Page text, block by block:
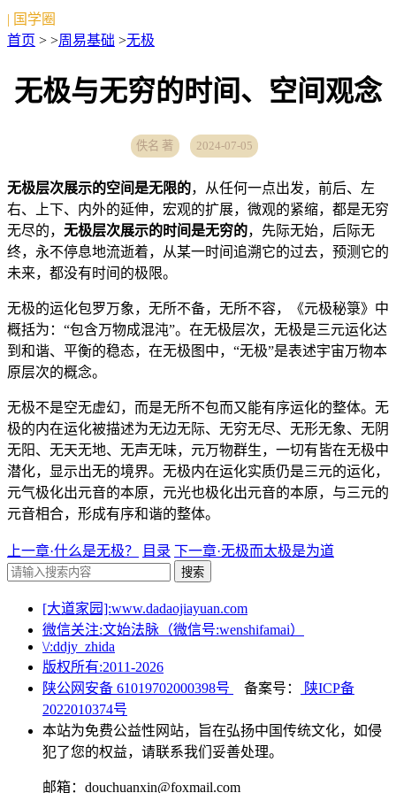
| 国学圈
首页 > >周易基础 >无极
无极与无穷的时间、空间观念
佚名 著 2024-07-05
无极层次展示的空间是无限的，从任何一点出发，前后、左
右、上下、内外的延伸，宏观的扩展，微观的紧缩，都是无穷
无尽的， 无极层次展示的时间是无穷的，先际无始，后际无
终，永不停息地流逝着，从某一时间追溯它的过去，预测它的
未来，都没有时间的极限。
无极的运化包罗万象，无所不备，无所不容，《元极秘箓》中
概括为：“包含万物成混沌”。在无极层次，无极是三元运化达
到和谐、平衡的稳态，在无极图中，“无极”是表述宇宙万物本
原层次的概念。
无极不是空无虚幻，而是无所不包而又能有序运化的整体。无
极的内在运化被描述为无边无际、无穷无尽、无形无象、无阴
无阳、无天无地、无声无味，元万物群生，一切有皆在无极中
潜化，显示出无的境界。无极内在运化实质仍是三元的运化，
元气极化出元音的本原，元光也极化出元音的本原，与三元的
元音相合，形成有序和谐的整体。
上一章·什么是无极？ 目录 下一章·无极而太极是为道
搜索
[大道家园]:www.dadaojiayuan.com
微信关注:文始法脉（微信号:wenshifamai）
\/:ddjy_zhida
版权所有:2011-2026
陕公网安备 61019702000398号
备案号：
陕ICP备
2022010374号
本站为免费公益性网站，旨在弘扬中国传统文化，如侵
犯了您的权益，请联系我们妥善处理。
邮箱：douchuanxin@foxmail.com